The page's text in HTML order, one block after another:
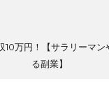
10万円！【サラリーマ
る副業】